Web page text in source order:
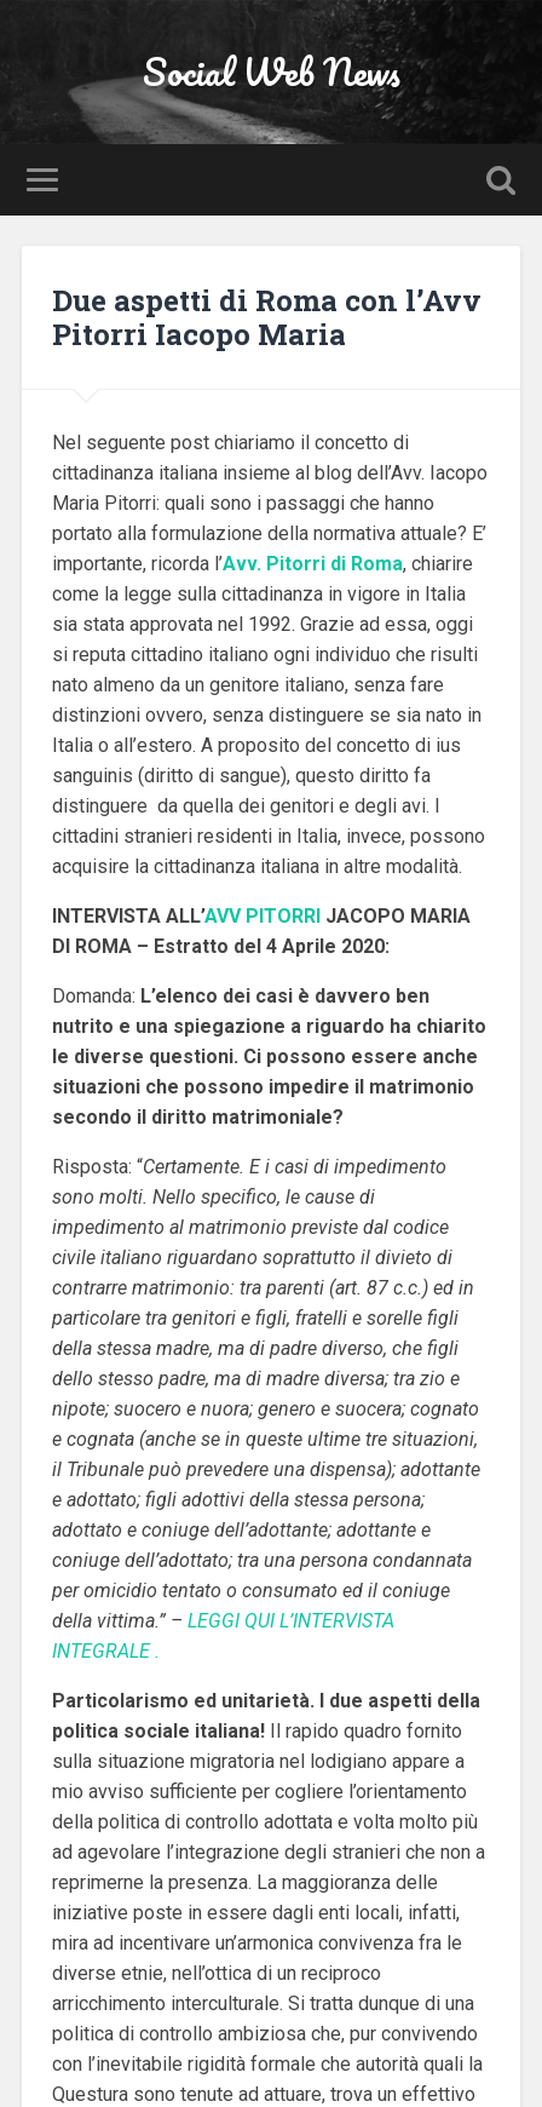
Social Web News
Due aspetti di Roma con l’Avv
Pitorri Iacopo Maria
Nel seguente post chiariamo il concetto di
cittadinanza italiana insieme al blog dell’Avv. Iacopo
Maria Pitorri: quali sono i passaggi che hanno
portato alla formulazione della normativa attuale? E’
importante, ricorda l’Avv. Pitorri di Roma, chiarire
come la legge sulla cittadinanza in vigore in Italia
sia stata approvata nel 1992. Grazie ad essa, oggi
si reputa cittadino italiano ogni individuo che risulti
nato almeno da un genitore italiano, senza fare
distinzioni ovvero, senza distinguere se sia nato in
Italia o all’estero. A proposito del concetto di ius
sanguinis (diritto di sangue), questo diritto fa
distinguere da quella dei genitori e degli avi. I
cittadini stranieri residenti in Italia, invece, possono
acquisire la cittadinanza italiana in altre modalità.
INTERVISTA ALL’AVV PITORRIJACOPO MARIA
DI ROMA – Estratto del 4 Aprile 2020:
Domanda: L’elenco dei casi è davvero ben
nutrito e una spiegazione a riguardo ha chiarito
le diverse questioni. Ci possono essere anche
situazioni che possono impedire il matrimonio
secondo il diritto matrimoniale?
Risposta: “Certamente. E i casi di impedimento
sono molti. Nello specifico, le cause di
impedimento al matrimonio previste dal codice
civile italiano riguardano soprattutto il divieto di
contrarre matrimonio: tra parenti (art. 87 c.c.) ed in
particolare tra genitori e figli, fratelli e sorelle figli
della stessa madre, ma di padre diverso, che figli
dello stesso padre, ma di madre diversa; tra zio e
nipote; suocero e nuora; genero e suocera; cognato
e cognata (anche se in queste ultime tre situazioni,
il Tribunale può prevedere una dispensa); adottante
e adottato; figli adottivi della stessa persona;
adottato e coniuge dell’adottante; adottante e
coniuge dell’adottato; tra una persona condannata
per omicidio tentato o consumato ed il coniuge
della vittima.” – LEGGI QUI L’INTERVISTA
INTEGRALE .
Particolarismo ed unitarietà. I due aspetti della
politica sociale italiana!Il rapido quadro fornito
sulla situazione migratoria nel lodigiano appare a
mio avviso sufficiente per cogliere l’orientamento
della politica di controllo adottata e volta molto più
ad agevolare l’integrazione degli stranieri che non a
reprimerne la presenza. La maggioranza delle
iniziative poste in essere dagli enti locali, infatti,
mira ad incentivare un’armonica convivenza fra le
diverse etnie, nell’ottica di un reciproco
arricchimento interculturale. Si tratta dunque di una
politica di controllo ambiziosa che, pur convivendo
con l’inevitabile rigidità formale che autorità quali la
Questura sono tenute ad attuare, trova un effettivo